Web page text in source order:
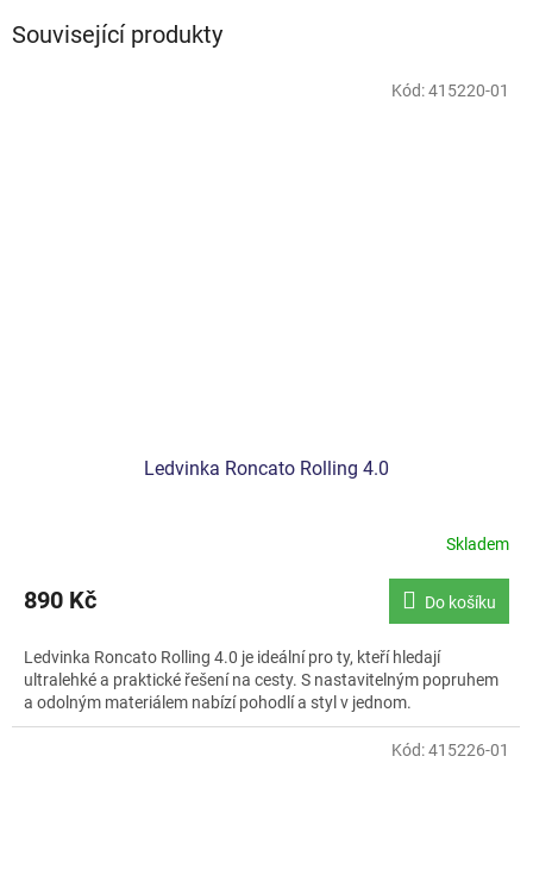
Související produkty
Ledvinka Roncato Rolling 4.0
Skladem
890 Kč Do košíku
Ledvinka Roncato Rolling 4.0 je ideální pro ty, kteří hledají
ultralehké a praktické řešení na cesty. S nastavitelným popruhem
a odolným materiálem nabízí pohodlí a styl v jednom.
Kód:415220-01
Kód:415226-01